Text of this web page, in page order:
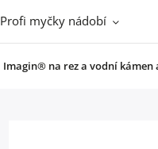
Profi myčky nádobí
Imagin® na rez a vodní kámen